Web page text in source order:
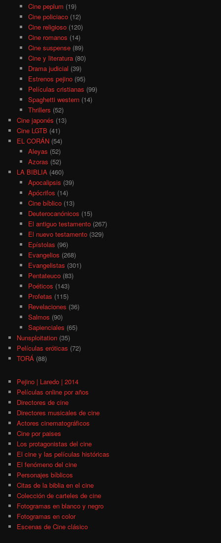
Cine peplum (19)
Cine policiaco(12)
Cine religioso(120)
Cine romanos (14)
Cine suspense(89)
Cine y literatura(80)
Drama judicial (39)
Estrenos pejino(95)
Películas cristianas (99)
Spaghetti western(14)
Thrillers (52)
Cine japonés (13)
Cine LGTB (41)
EL CORÁN (54)
Aleyas (52)
Azoras (52)
LA BIBLIA (460)
Apocalipsis (39)
Apócrifos (14)
Cine bíblico(13)
Deuterocanónicos (15)
El antiguo testamento(267)
El nuevo testamento(329)
Epístolas (96)
Evangelios (268)
Evangelistas (301)
Pentateuco(83)
Poéticos (143)
Profetas (115)
Revelaciones (36)
Salmos (90)
Sapienciales (65)
Nunsploitation (35)
Películas eróticas (72)
TORÁ (88)
Pejino | Laredo | 2014
Películas online por años
Directores de cine
Directores musicales de cine
Actores cinematográficos
Cine por paises
Los protagonistas del cine
El cine y las películas históricas
El fenómeno del cine
Personajes bíblicos
Citas de la biblia en el cine
Colección de carteles de cine
Fotogramas en blanco y negro
Fotogramas en color
Escenas de Cine clásico